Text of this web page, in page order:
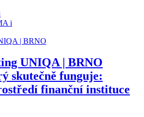
i
UNIQA | BRNO
skutečně funguje:
finanční instituce